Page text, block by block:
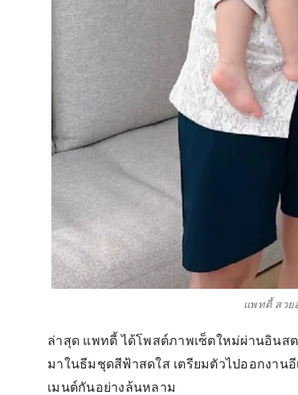
แพทตี้ สวย
ล่าสุด แพทตี้ ได้โพสต์ภาพเซ็ตใหม่ผ่านอินส
มาในธีมชุดสีฟ้าสดใส เตรียมตัวไปออกงาน
เมนต์กันอย่างล้นหลาม